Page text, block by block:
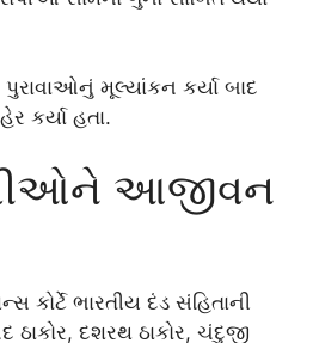
પુરાવાઓનું મૂલ્યાંકન કર્યા બાદ
કર્યા હતા.
આજીવન
કોર્ટે ભારતીય દંડ સંહિતાની
દશરથ ઠાકોર, ચંદુજી